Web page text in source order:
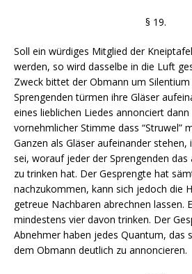
§ 19.
Soll ein würdiges Mitglied der
werden, so wird dasselbe in die Luft
Zweck bittet der Obmann um
Sprengenden türmen ihre Gläser
eines lieblichen Liedes annonciert
vornehmlicher Stimme dass “Struwel”
Ganzen als Gläser aufeinander
sei, worauf jeder der Sprengenden
zu trinken hat. Der Gesprengte hat
nachzukommen, kann sich jedoch die
getreue Nachbaren abrechnen lassen.
mindestens vier davon trinken. Der
Abnehmer haben jedes Quantum, das
dem Obmann deutlich zu annoncieren.